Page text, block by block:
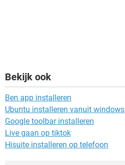
Bekijk ook
Ben app installeren
Ubuntu installeren vanuit windows
Google toolbar installeren
Live gaan op tiktok
Hisuite installeren op telefoon